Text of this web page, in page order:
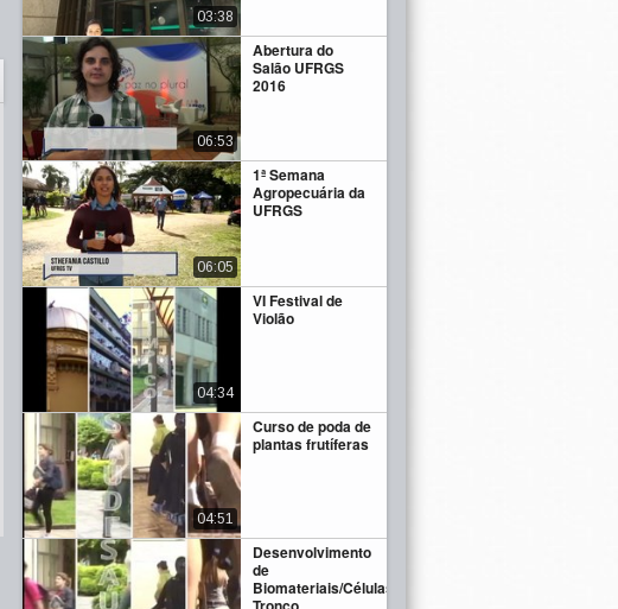
03:38
Abertura do
Salão UFRGS
2016
06:53
1ª Semana
Agropecuária da
UFRGS
06:05
VI Festival de
Violão
04:34
Curso de poda de
plantas frutíferas
04:51
Desenvolvimento
de
Biomateriais/Células-